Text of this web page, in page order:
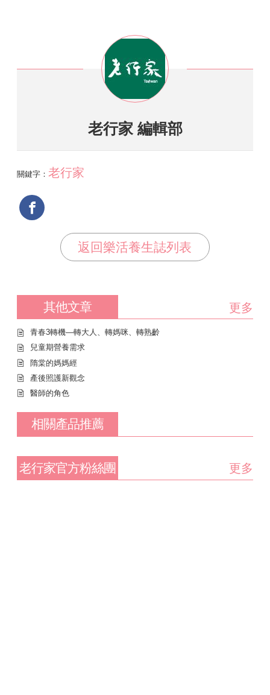
老行家 編輯部
關鍵字： 老行家
返回樂活養生誌列表
其他文章 更多
青春3轉機—轉大人、轉媽咪、轉熟齡
兒童期營養需求
隋棠的媽媽經
產後照護新觀念
醫師的角色
相關產品推薦
老行家官方粉絲團 更多